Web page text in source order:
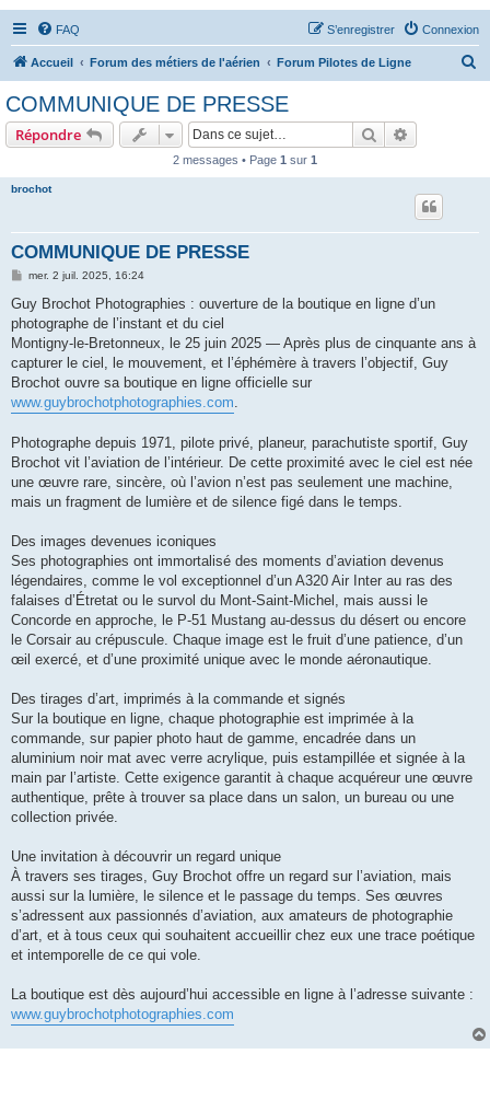
FAQ Connexion
S’enregistrer
Accueil Forum des métiers de l'aérien Forum Pilotes de Ligne
COMMUNIQUE DE PRESSE
Répondre Rechercher
2 messages • Page 1 sur 1
brochot
COMMUNIQUE DE PRESSE
M
s
a
g
mer. 2 juil. 2025, 16:24
Guy Brochot Photographies : ouverture de la boutique en ligne d’un
photographe de l’instant et du ciel
Montigny-le-Bretonneux, le 25 juin 2025 — Après plus de cinquante ans à
capturer le ciel, le mouvement, et l’éphémère à travers l’objectif, Guy
Brochot ouvre sa boutique en ligne officielle sur
www.guybrochotphotographies.com.
Photographe depuis 1971, pilote privé, planeur, parachutiste sportif, Guy
Brochot vit l’aviation de l’intérieur. De cette proximité avec le ciel est née
une œuvre rare, sincère, où l’avion n’est pas seulement une machine,
mais un fragment de lumière et de silence figé dans le temps.
Des images devenues iconiques
Ses photographies ont immortalisé des moments d’aviation devenus
légendaires, comme le vol exceptionnel d’un A320 Air Inter au ras des
falaises d’Étretat ou le survol du Mont-Saint-Michel, mais aussi le
Concorde en approche, le P-51 Mustang au-dessus du désert ou encore
le Corsair au crépuscule. Chaque image est le fruit d’une patience, d’un
œil exercé, et d’une proximité unique avec le monde aéronautique.
Des tirages d’art, imprimés à la commande et signés
Sur la boutique en ligne, chaque photographie est imprimée à la
commande, sur papier photo haut de gamme, encadrée dans un
aluminium noir mat avec verre acrylique, puis estampillée et signée à la
main par l’artiste. Cette exigence garantit à chaque acquéreur une œuvre
authentique, prête à trouver sa place dans un salon, un bureau ou une
collection privée.
Une invitation à découvrir un regard unique
À travers ses tirages, Guy Brochot offre un regard sur l’aviation, mais
aussi sur la lumière, le silence et le passage du temps. Ses œuvres
s’adressent aux passionnés d’aviation, aux amateurs de photographie
d’art, et à tous ceux qui souhaitent accueillir chez eux une trace poétique
et intemporelle de ce qui vole.
La boutique est dès aujourd’hui accessible en ligne à l’adresse suivante :
www.guybrochotphotographies.com